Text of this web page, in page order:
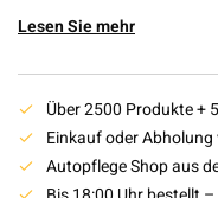
Lesen Sie mehr
Über 2500 Produkte +
Einkauf oder
Autopflege Shop aus